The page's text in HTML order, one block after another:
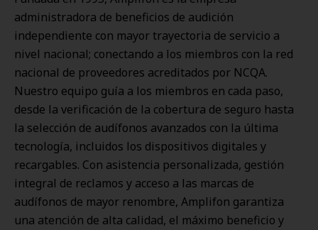
administradora de beneficios de audición
independiente con mayor trayectoria de servicio a
nivel nacional; conectando a los miembros con la red
nacional de proveedores acreditados por NCQA.
Nuestro equipo guía a los miembros en cada paso,
desde la verificación de la cobertura de seguro hasta
la selección de audífonos avanzados con la última
tecnología, incluidos los dispositivos digitales y
recargables. Con asistencia personalizada, gestión
integral de reclamos y acceso a las marcas de
audífonos de mayor renombre, Amplifon garantiza
una atención de alta calidad, el máximo beneficio y